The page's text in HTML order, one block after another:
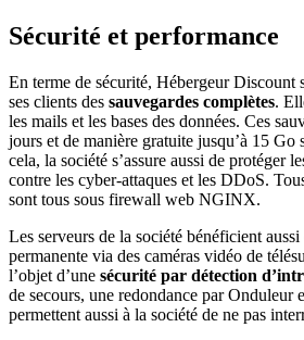
Sécurité et performance
En terme de sécurité, Hébergeur Discount
ses clients des sauvegardes complètes.
les mails et les bases des données. Ces
jours et de manière gratuite jusqu’à 15 Go
cela, la société s’assure aussi de protéger
contre les cyber-attaques et les DDoS.
sont tous sous firewall web NGINX.
Les serveurs de la société bénéficient
permanente via des caméras vidéo de
l’objet d’une sécurité par détection
de secours, une redondance par Onduleur
permettent aussi à la société de ne pas